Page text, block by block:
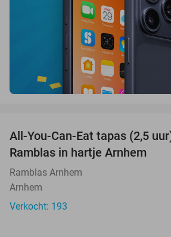
All-You-Can-Eat tapas (2,5
Ramblas in hartje Arnhem
Ramblas Arnhem
Arnhem
Verkocht: 193